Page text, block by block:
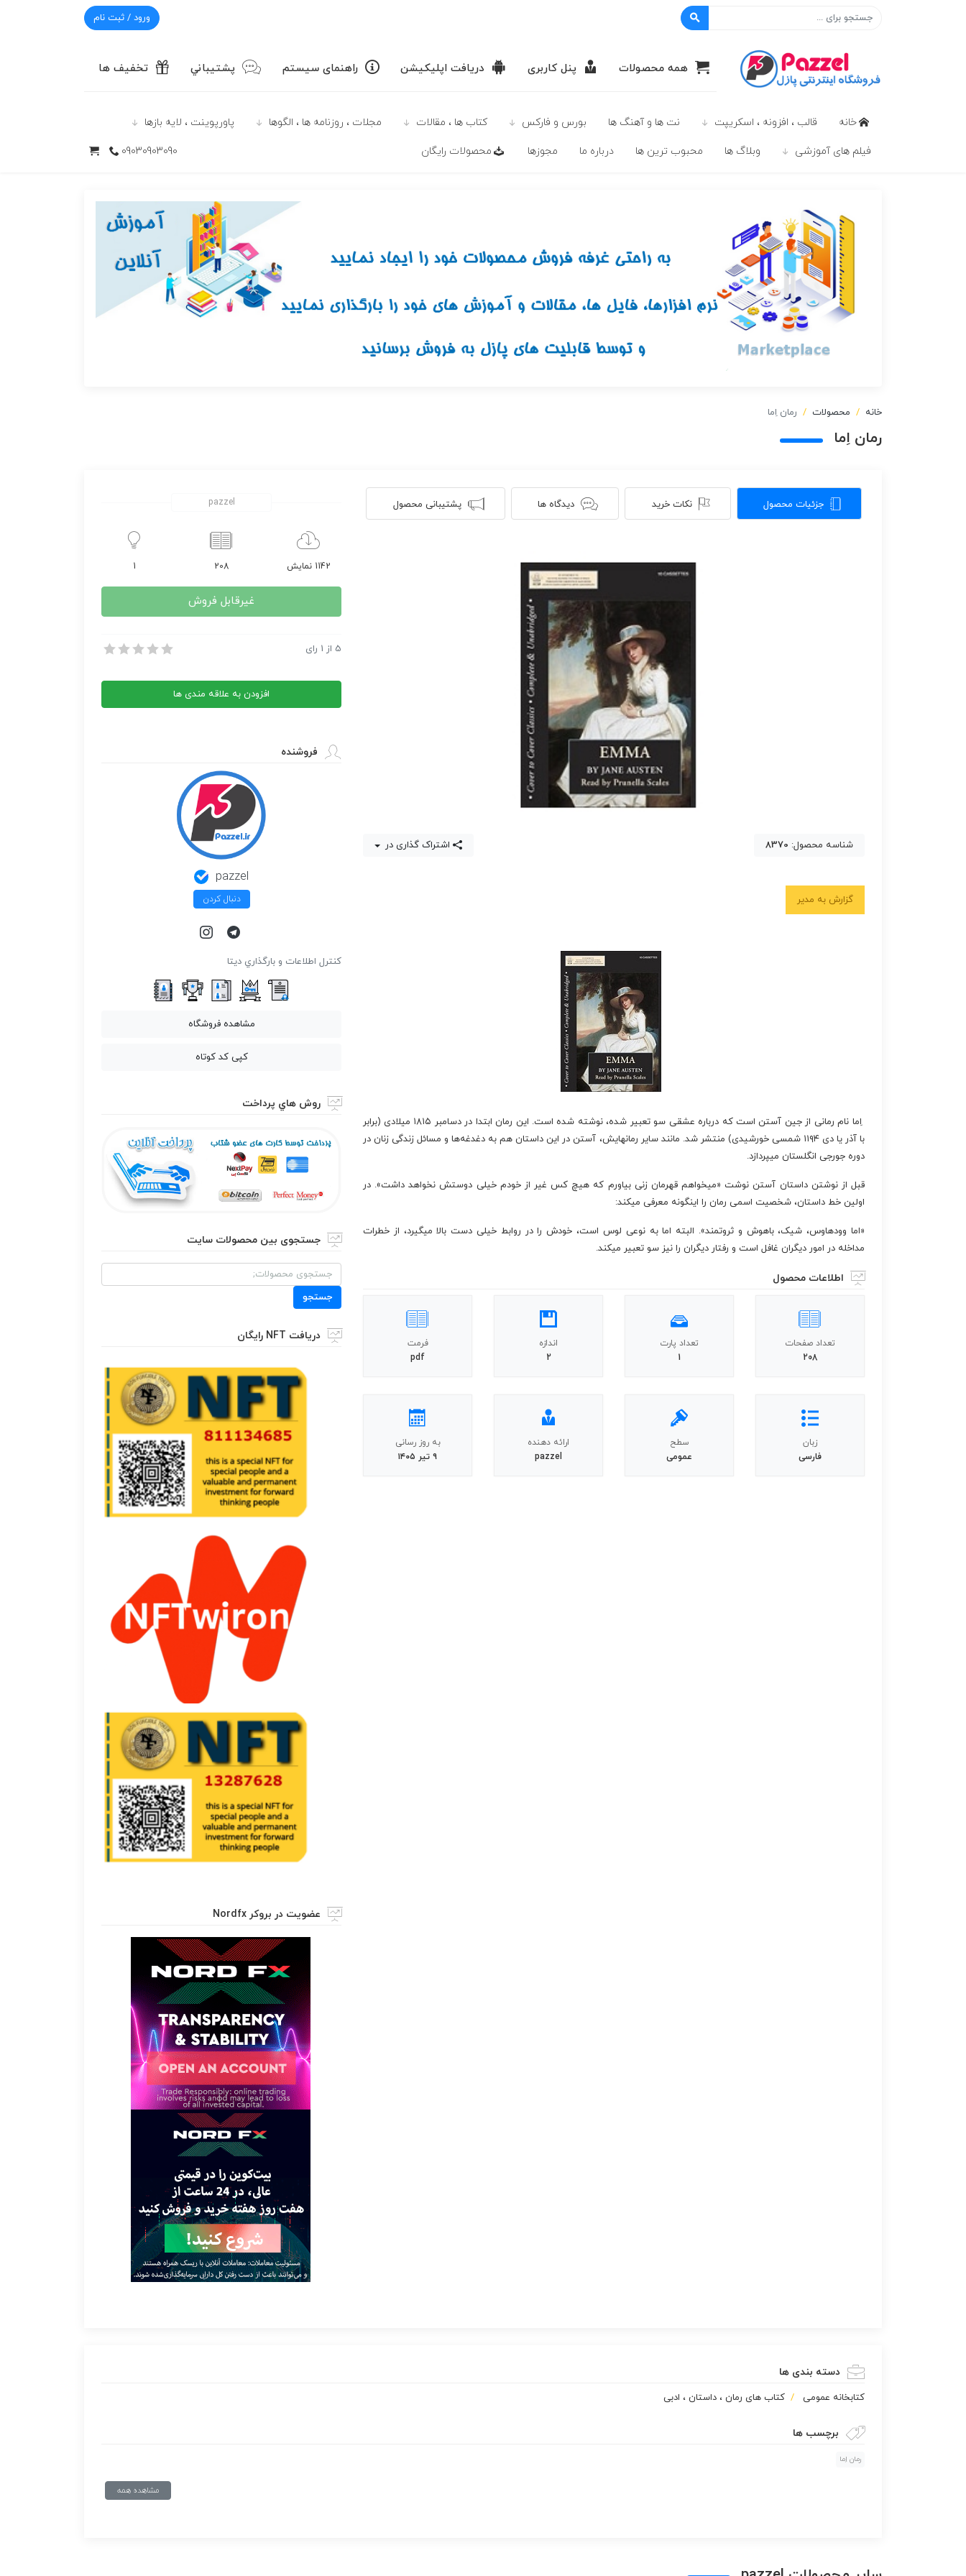
ورود / ثبت نام
همه محصولات پنل کاربری دریافت اپلیکیشن راهنمای سیستم پشتيباني تخفیف ها
خانه قالب ، افزونه ، اسکریپت نت ها و آهنگ ها بورس و فارکس كتاب ها ، مقالات مجلات ، روزنامه ها ، الگوها پاورپوينت ، لایه بازها
فیلم های آموزشی وبلاگ ها محبوب ترين ها درباره ما مجوزها محصولات رايگان 09030903090
خانه محصولات رمان اِما
رمان اِما
جزئیات محصول نکات خرید دیدگاه ها پشتیبانی محصول
شناسه محصول: 8370 اشتراک گذاری در
گزارش به مدیر
اِما نام رمانی از جین آستن است که درباره عشقی سو تعبیر شده، نوشته شده است. این رمان ابتدا در دسامبر ۱۸۱۵ میلادی (برابر
با آذر یا دی ۱۱۹۴ شمسی خورشیدی) منتشر شد. مانند سایر رمانهایش، آستن در این داستان هم به دغدغه‌ها و مسائل زندگی زنان در
دوره جورجی انگلستان میپردازد.
قبل از نوشتن داستان آستن نوشت «میخواهم قهرمان زنی بیاورم که هیچ کس غیر از خودم خیلی دوستش نخواهد داشت». در
اولین خط داستان، شخصیت اسمی رمان را اینگونه معرفی میکند:
«اما وودهاوس، شیک، باهوش و ثروتمند». البته اما به نوعی لوس است، خودش را در روابط خیلی دست بالا میگیرد، از خطرات
مداخله در امور دیگران غافل است و رفتار دیگران را نیز سو تعبیر میکند.
اطلاعات محصول
تعداد صفحات
208
تعداد پارت
1
اندازه
2
فرمت
pdf
زبان
فارسی
سطح
عمومی
ارائه دهنده
pazzel
به روز رسانی
۹ تیر ۱۴۰۵
pazzel
1142 نمایش 208
1
غیرقابل فروش
رمان اِما
5 از 1 رای
افزودن به علاقه مندی ها
فروشنده
pazzel
دنبال کردن
كنترل اطلاعات و بارگذاري ديتا
مشاهده فروشگاه
کپی کد کوتاه
روش هاي پرداخت
جستجوی بین محصولات سایت
جستجو
برای:
جستجو
دریافت NFT رایگان
عضویت در بروکر Nordfx
دسته بندی ها
كتابخانه عمومی کتاب های رمان ، داستان ، ادبی
برچسب ها
رمان اِما
مشاهده همه